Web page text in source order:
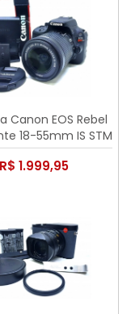
Canon EOS Rebel
18-55mm IS STM
7.655 Cliques!
R$ 1.999,95